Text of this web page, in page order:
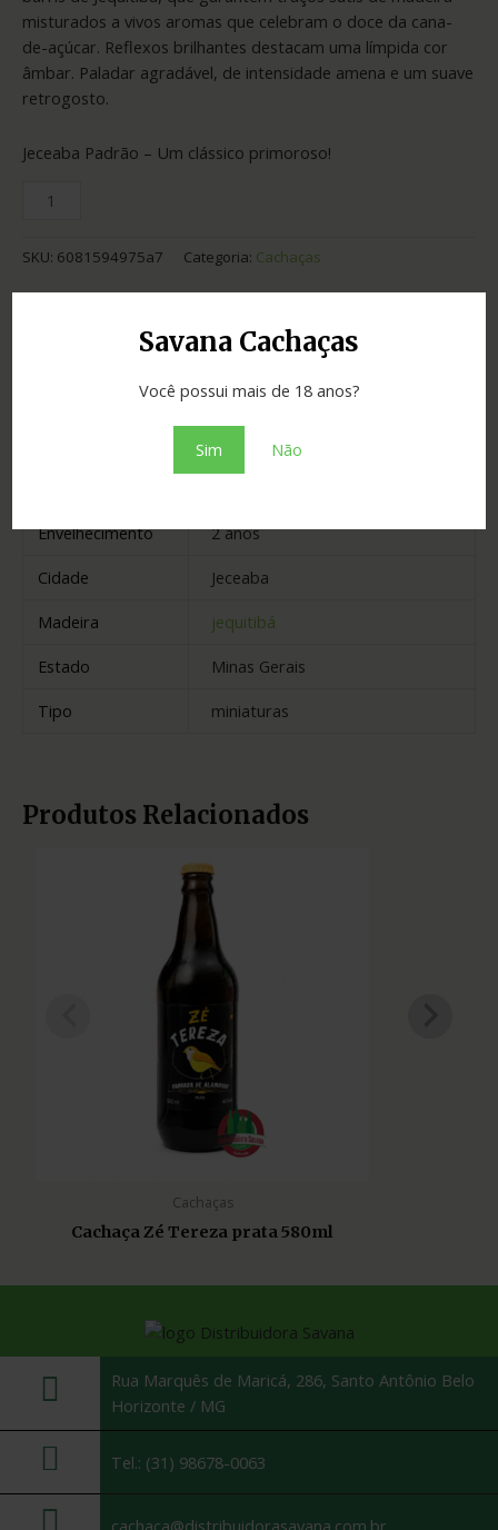
Savana Cachaças
Você possui mais de 18 anos?
Sim Não
misturados a vivos aromas que celebram o doce da cana-
de-açúcar. Reflexos brilhantes destacam uma límpida cor
âmbar. Paladar agradável, de intensidade amena e um suave
retrogosto.
Jeceaba Padrão – Um clássico primoroso!
SKU: 6081594975a7 Categoria: Cachaças
Informação adicional
Envelhecimento
2 anos
Cidade
Jeceaba
Madeira
jequitibá
Estado
Minas Gerais
Tipo
miniaturas
Produtos Relacionados
Cachaças
Cachaça Zé Tereza prata 580ml
Rua Marquês de Maricá, 286, Santo Antônio Belo
Horizonte / MG
Tel.: (31) 98678-0063
cachaca@distribuidorasavana.com.br